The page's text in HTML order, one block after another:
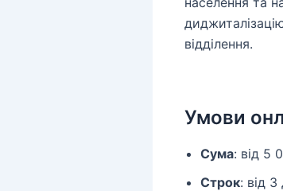
відділення.
Умови
Сума: від 5
Строк: від 3